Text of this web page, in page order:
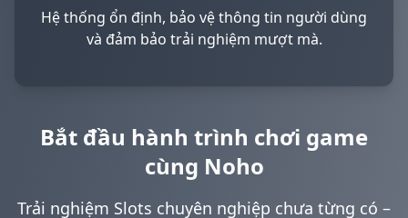
Hệ thống ổn định, bảo vệ thông tin người dùng
và đảm bảo trải nghiệm mượt mà.
Bắt đầu hành trình chơi game
cùng Noho
Trải nghiệm Slots chuyên nghiệp chưa từng có –